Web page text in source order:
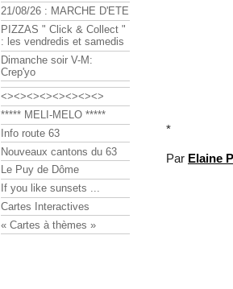
*
Par Elaine
21/08/26 : MARCHE D'ETE
PIZZAS " Click & Collect "
: les vendredis et samedis
Dimanche soir V-M:
Crep'yo
<><><><><><><><>
***** MELI-MELO *****
Info route 63
Nouveaux cantons du 63
Le Puy de Dôme
If you like sunsets ...
Cartes Interactives
« Cartes à thèmes »